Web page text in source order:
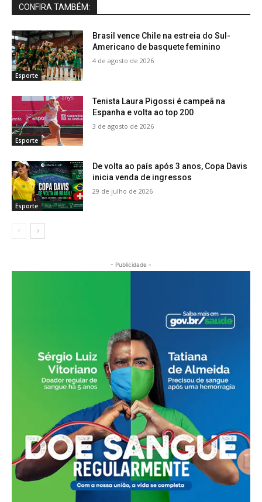
CONFIRA TAMBÉM:
Esporte
Brasil vence Chile na estreia do Sul-
Americano de basquete feminino
4 de agosto de 2026
Esporte
Tenista Laura Pigossi é campeã na
Espanha e volta ao top 200
3 de agosto de 2026
Esporte
De volta ao país após 3 anos, Copa Davis
inicia venda de ingressos
29 de julho de 2026
- Publicidade -